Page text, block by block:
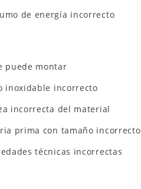
de energía incorrecto
puede montar
inoxidable incorrecto
incorrecta del material
prima con tamaño incorrecto
técnicas incorrectas